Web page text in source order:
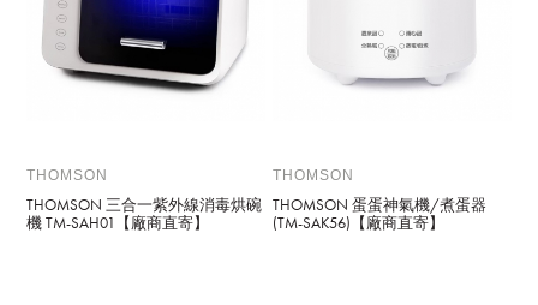
THOMSON
THOMSON 三合一紫外線消毒烘碗
機 TM-SAH01【廠商直寄】
THOMSON
THOMSON 蛋蛋神氣機/煮蛋器
(TM-SAK56)【廠商直寄】